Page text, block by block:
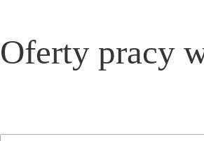
Oferty pracy